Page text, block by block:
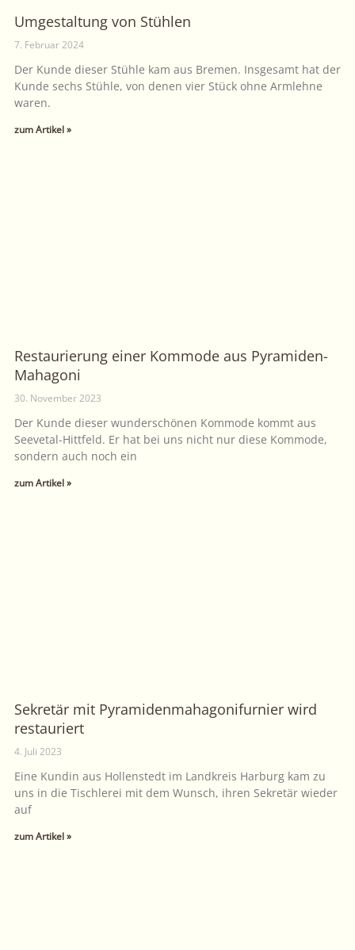
Umgestaltung von Stühlen
7. Februar 2024
Der Kunde dieser Stühle kam aus Bremen. Insgesamt hat der
Kunde sechs Stühle, von denen vier Stück ohne Armlehne
waren.
zum Artikel »
Restaurierung einer Kommode aus Pyramiden-
Mahagoni
30. November 2023
Der Kunde dieser wunderschönen Kommode kommt aus
Seevetal-Hittfeld. Er hat bei uns nicht nur diese Kommode,
sondern auch noch ein
zum Artikel »
Sekretär mit Pyramidenmahagonifurnier wird
restauriert
4. Juli 2023
Eine Kundin aus Hollenstedt im Landkreis Harburg kam zu
uns in die Tischlerei mit dem Wunsch, ihren Sekretär wieder
auf
zum Artikel »